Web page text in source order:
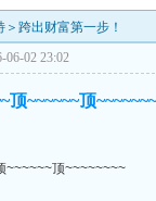
跨出财富第一步！
06-02 23:02
顶~~~~~~顶
~~~~~~顶~~~~~~~~